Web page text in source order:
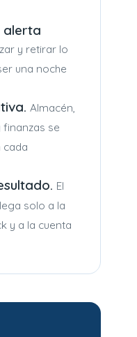
alerta
y retirar lo
una noche
Almacén,
se
cada
El
solo a la
y a la cuenta